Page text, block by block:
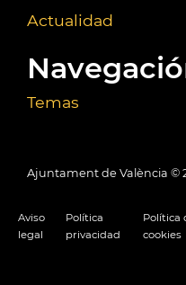
Actualidad
Temas
Ajuntament de València ©
Aviso
legal
Política
privacidad
Política
cookies